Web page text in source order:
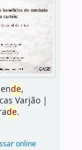
de,
Varjão|
de.
online